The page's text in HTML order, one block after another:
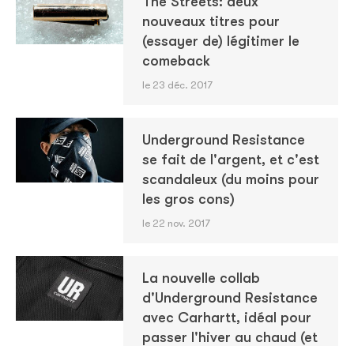
nouveaux titres pour
(essayer de) légitimer le
comeback
le 23 déc. 2017
Underground Resistance
se fait de l'argent, et c'est
scandaleux (du moins pour
les gros cons)
le 22 nov. 2017
La nouvelle collab
d'Underground Resistance
avec Carhartt, idéal pour
passer l'hiver au chaud (et